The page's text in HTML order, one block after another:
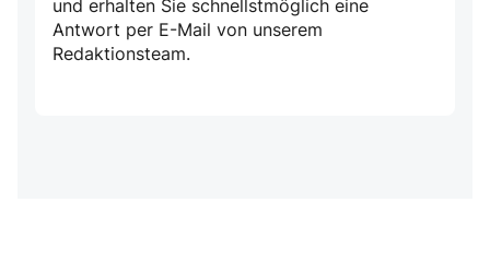
und erhalten Sie schnellstmöglich eine
Antwort per E-Mail von unserem
Redaktionsteam.